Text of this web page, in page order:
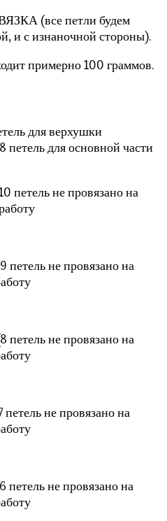
(все петли будем
и с изнаночной стороны).
примерно 100 граммов.
для верхушки
для основной части
петель не провязано на
не провязано на
не провязано на
не провязано на
не провязано на